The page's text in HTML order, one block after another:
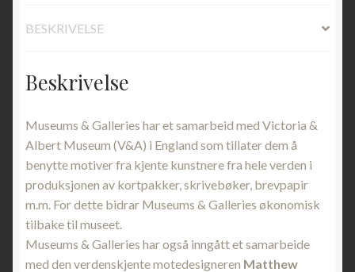
BESKRIVELSE
Beskrivelse
Museums & Galleries har et samarbeid med Victoria &
Albert Museum (V&A) i England som tillater dem å
benytte motiver fra kjente kunstnere fra hele verden i
produksjonen av kortpakker, skrivebøker, brevpapir
m.m. For dette bidrar Museums & Galleries økonomisk
tilbake til museet.
Museums & Galleries har også inngått et samarbeide
med den verdenskjente motedesigneren Matthew